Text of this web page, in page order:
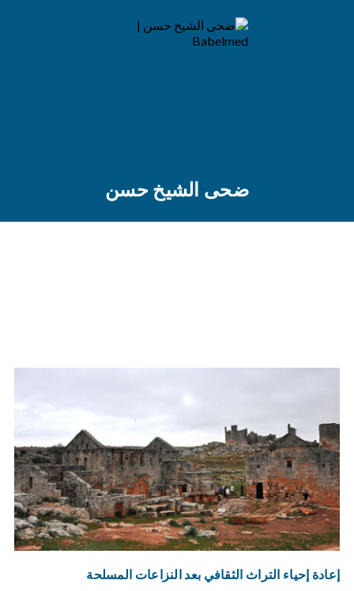
ضحى الشيخ حسن
إعادة إحياء التراث الثقافي بعد النزاعات المسلحة